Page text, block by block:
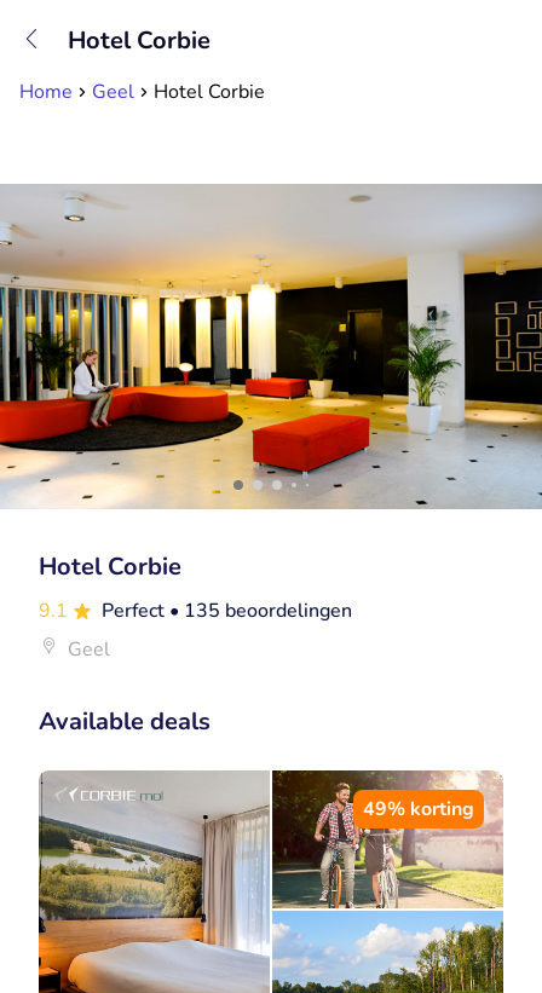
Hotel Corbie
Home Geel Hotel Corbie
Hotel Corbie
9.1 Perfect • 135 beoordelingen
Geel
Available deals
49% korting